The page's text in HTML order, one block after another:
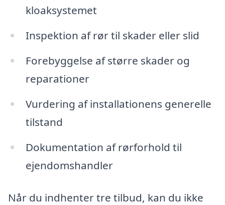
kloaksystemet
Inspektion af rør til skader eller slid
Forebyggelse af større skader og
reparationer
Vurdering af installationens generelle
tilstand
Dokumentation af rørforhold til
ejendomshandler
Når du indhenter tre tilbud, kan du ikke